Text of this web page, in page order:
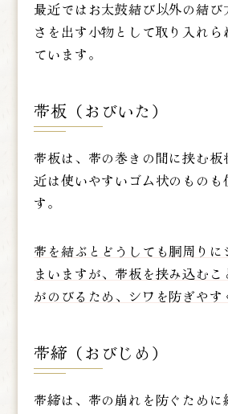
最近ではお太鼓結び以外の結び
さを出す小物として取り入れら
ています。
帯板（おびいた）
帯板は、帯の巻きの間に挟む板
近は使いやすいゴム状のものも
す。
帯を結ぶとどうしても胴周りに
まいますが、帯板を挟み込む
がのびるため、シワを防ぎやす
帯締（おびじめ）
帯締は、帯の崩れを防ぐために